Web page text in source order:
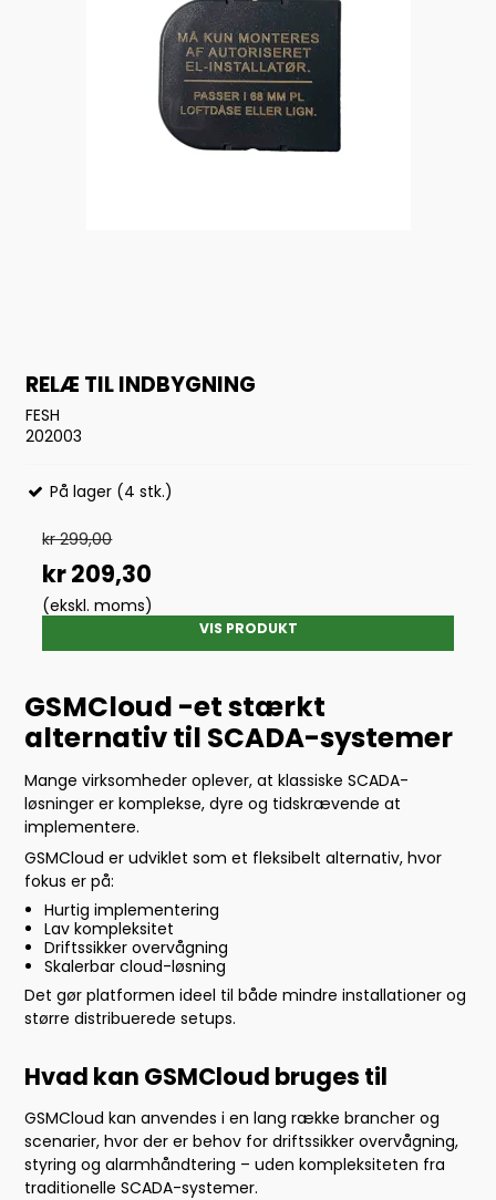
RELÆ TIL INDBYGNING
FESH
202003
På lager (4 stk.)
kr 299,00
kr 209,30
(ekskl. moms)
VIS PRODUKT
GSMCloud -et stærkt
alternativ til SCADA-systemer
Mange virksomheder oplever, at klassiske SCADA-
løsninger er komplekse, dyre og tidskrævende at
implementere.
GSMCloud er udviklet som et fleksibelt alternativ, hvor
fokus er på:
Hurtig implementering
Lav kompleksitet
Driftssikker overvågning
Skalerbar cloud-løsning
Det gør platformen ideel til både mindre installationer og
større distribuerede setups.
Hvad kan GSMCloud bruges til
GSMCloud kan anvendes i en lang række brancher og
scenarier, hvor der er behov for driftssikker overvågning,
styring og alarmhåndtering – uden kompleksiteten fra
traditionelle SCADA-systemer.